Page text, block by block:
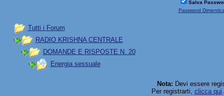
Salva
Password
Tutti i Forum
RADIO KRISHNA CENTRALE
DOMANDE E RISPOSTE N. 20
Energia sessuale
Nota: Devi essere
Per registrarti, clicca qui